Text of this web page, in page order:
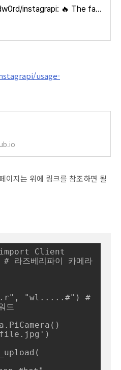
GitHub - adw0rd/instagrapi: 🔥 The fastest and powerful Python library for Instagram Private API 2022
usage-
이지는 위에 링크를 참조하면 될
Client
즈베리파이 카메라
"wl.....#") #
드